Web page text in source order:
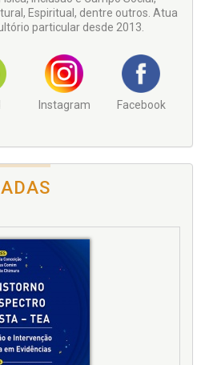
Espiritual, dentre outros. Atua
particular desde 2013.
Instagram Facebook